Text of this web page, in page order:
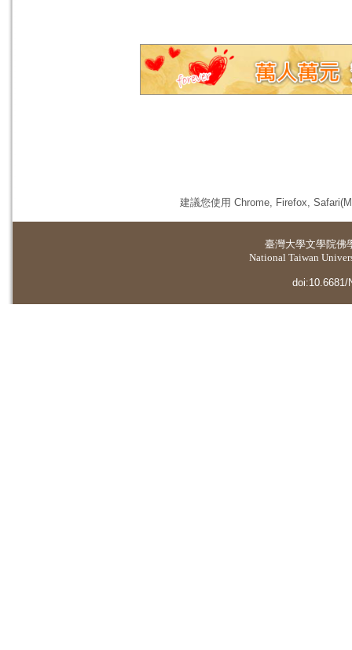
建議您使用 Chrome, Firefox,
臺灣大學文學院佛
National Taiwan
doi:10.6681/